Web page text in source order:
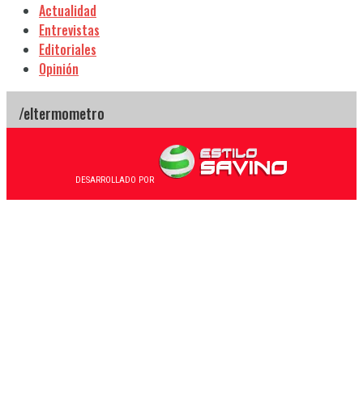
Actualidad
Entrevistas
Editoriales
Opinión
DESARROLLADO POR